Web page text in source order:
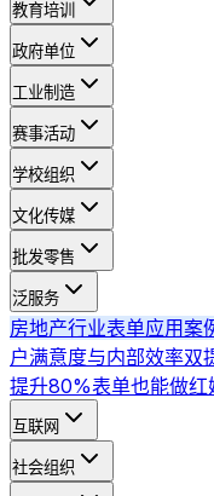
教育培训
政府单位
工业制造
赛事活动
学校组织
文化传媒
批发零售
泛服务
房地产行业表单应用案
户满意度与内部效率双
提升80%表单也能做
互联网
社会组织